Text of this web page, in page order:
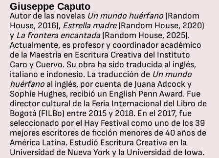
Giuseppe Caputo
Autor de las novelas Un mundo huérfano (Random
House, 2016), Estrella madre(Random House, 2020)
y La frontera encantada(Random House, 2025).
Actualmente, es profesor y coordinador académico
de la Maestría en Escritura Creativa del Instituto
Caro y Cuervo. Su obra ha sido traducida al inglés,
italiano e indonesio. La traducción de Un mundo
huérfanoal inglés, por cuenta de Juana Adcock y
Sophie Hughes, recibió un English Penn Award. Fue
director cultural de la Feria Internacional del Libro de
Bogotá (FILBo) entre 2015 y 2018. En el 2017, fue
seleccionado por el Hay Festival como uno de los 39
mejores escritores de ficción menores de 40 años de
América Latina. Estudió Escritura Creativa en la
Universidad de Nueva York y la Universidad de Iowa.